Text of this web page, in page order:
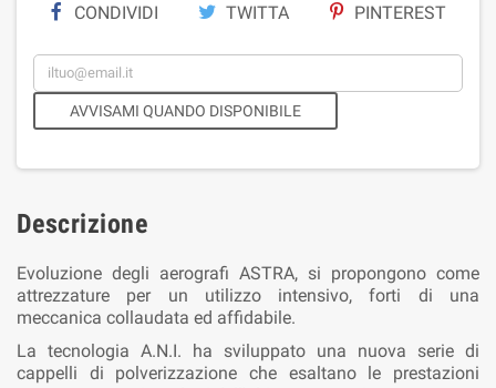
CONDIVIDI TWITTA PINTEREST
AVVISAMI QUANDO DISPONIBILE
Descrizione
Evoluzione degli aerografi ASTRA, si propongono come
attrezzature per un utilizzo intensivo, forti di una
meccanica collaudata ed affidabile.
La tecnologia A.N.I. ha sviluppato una nuova serie di
cappelli di polverizzazione che esaltano le prestazioni